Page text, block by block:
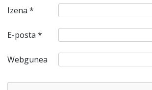
Izena *
E-posta *
Webgunea